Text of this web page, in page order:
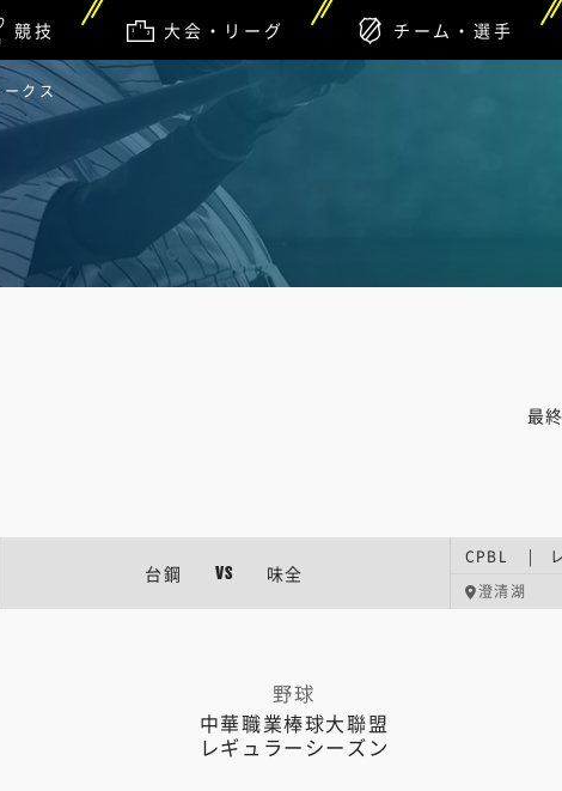
競技 大会・リーグ チーム・選手
クス
最
台鋼 VS 味全
CPBL | レ
澄清湖
野球
中華職業棒球大聯盟
レギュラーシーズン